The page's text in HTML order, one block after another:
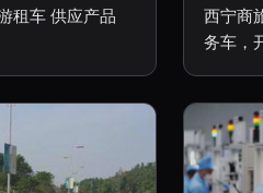
租车 供应产品
西宁商
务车，